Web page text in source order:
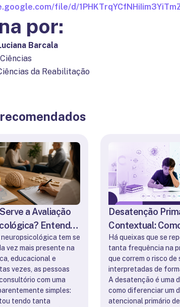
file/d/
por:
Barcala
da Reabilitação
a Avaliação
Entenda
do
tem se
vez mais presente na
educacional e
vezes, as pessoas
com uma
simples:
tendo tanta
Desatenção
Contextual:
Diferenciar na
Há queixas que se
tanta frequência na
que correm o risco de
interpretadas de
A desatenção é uma
como diferenciar um
atencional primário